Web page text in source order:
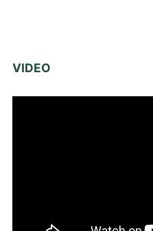
VIDEO